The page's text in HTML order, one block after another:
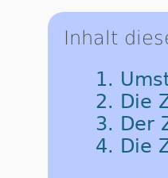
Inhalt
1.
2. Die
3. Der
4. Die